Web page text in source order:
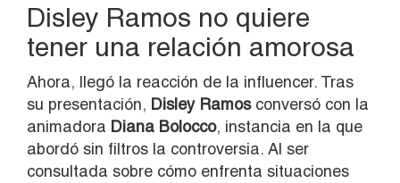
Disley Ramos no quiere
tener una relación amorosa
Ahora, llegó la reacción de la influencer. Tras
su presentación, Disley Ramosconversó con la
animadora Diana Bolocco, instancia en la que
abordó sin filtros la controversia. Al ser
consultada sobre cómo enfrenta situaciones